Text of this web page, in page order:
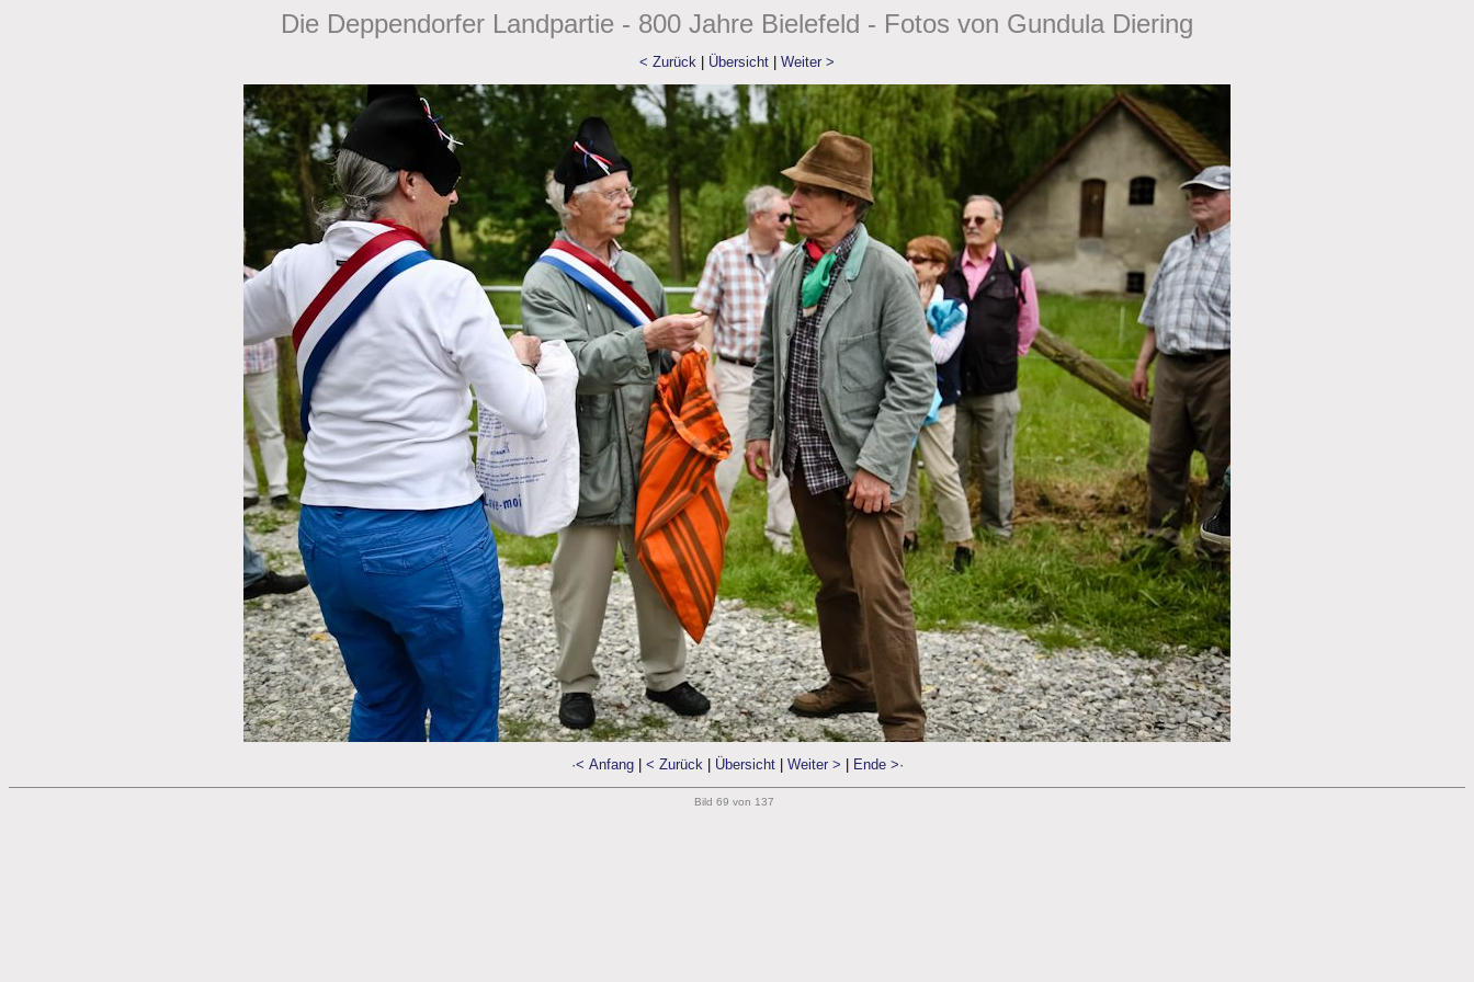
Die Deppendorfer Landpartie - 800 Jahre Bielefeld - Fotos von Gundula Diering
< Zurück Übersicht Weiter >
·< Anfang| < Zurück| Übersicht| Weiter > Ende >·
Bild 69 von 137